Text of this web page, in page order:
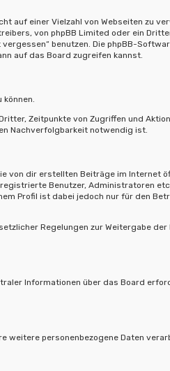
auf einer Vielzahl von Webseiten zu
von phpBB Limited oder ein
benutzen. Die phpBB-
auf das Board zugreifen kannst.
Zeitpunkte von Zugriffen und
Nachverfolgbarkeit notwendig ist.
von dir erstellten Beiträge im Internet
Benutzer, Administratoren
Profil ist dabei jedoch nur für den
Regelungen zur Weitergabe der
Informationen über das Board
weitere personenbezogene Daten